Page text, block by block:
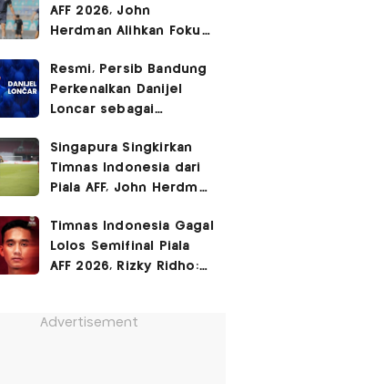
AFF 2026, John
Herdman Alihkan Fokus
FIFA ASEAN Cup
Resmi, Persib Bandung
Perkenalkan Danijel
Loncar sebagai
Singapura Singkirkan
Timnas Indonesia dari
Piala AFF, John Herdman
FIFA ASEAN Cup 2026
Timnas Indonesia Gagal
Lolos Semifinal Piala
AFF 2026, Rizky Ridho:
Advertisement